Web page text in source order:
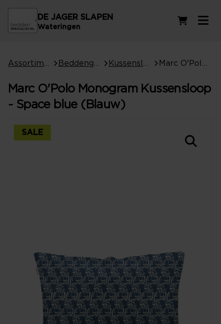
DE JAGER SLAPEN
Wateringen
Marc O'Polo Monogram Kussensloop
- Space blue (Blauw)
SALE